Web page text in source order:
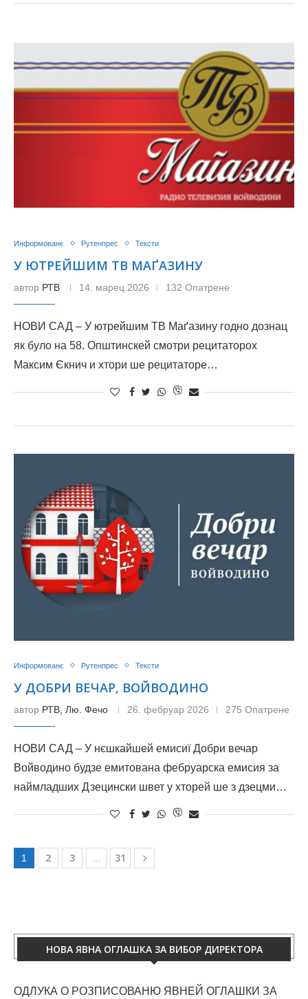
Информованє Рутенпрес Тексти
У ЮТРЕЙШИМ ТВ МАҐАЗИНУ
автор РТВ 14. марец 2026 132 Опатрене
НОВИ САД – У ютрейшим ТВ Маґазину годно дознац
як було на 58. Општинскей смотри рецитаторох
Максим Єкнич и хтори ше рецитаторе…
Информованє Рутенпрес Тексти
У ДОБРИ ВЕЧАР, ВОЙВОДИНО
автор РТВ, Лю. Фечо 26. фебруар 2026 275 Опатрене
НОВИ САД – У нєшкайшей емисиї Добри вечар
Войводино будзе емитована фебруарска емисия за
наймладших Дзецински швет у хторей ше з дзецми…
1 2 3 31
НОВА ЯВНА ОГЛАШКА ЗА ВИБОР ДИРЕКТОРА
ОДЛУКА О РОЗПИСОВАНЮ ЯВНЕЙ ОГЛАШКИ ЗА